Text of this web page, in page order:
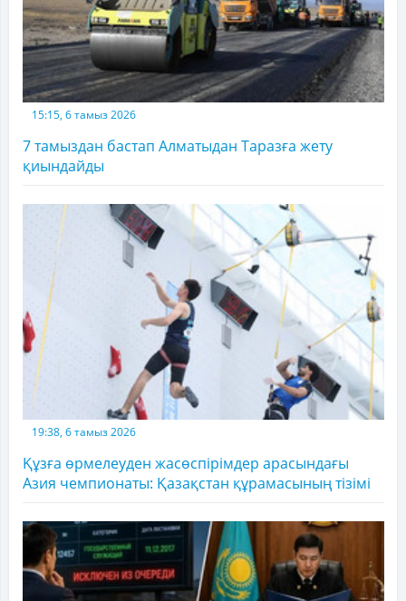
15:15, 6 тамыз 2026
7 тамыздан бастап Алматыдан Таразға жету
қиындайды
19:38, 6 тамыз 2026
Құзға өрмелеуден жасөспірімдер арасындағы
Азия чемпионаты: Қазақстан құрамасының тізімі